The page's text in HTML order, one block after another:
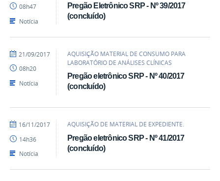
Pregão Eletrônico SRP - Nº 39/2017
(concluído)
08h47
Notícia
AQUISIÇÃO MATERIAL DE CONSUMO PARA
LABORATÓRIO DE ANÁLISES CLÍNICAS
Pregão eletrônico SRP - Nº 40/2017
(concluído)
por
publicado
21/09/2017
08h20
Notícia
AQUISIÇÃO DE MATERIAL DE EXPEDIENTE.
Pregão eletrônico SRP - Nº 41/2017
(concluído)
por
publicado
16/11/2017
14h36
Notícia